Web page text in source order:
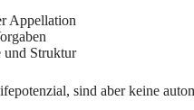
Appellation
und Struktur
sind aber keine